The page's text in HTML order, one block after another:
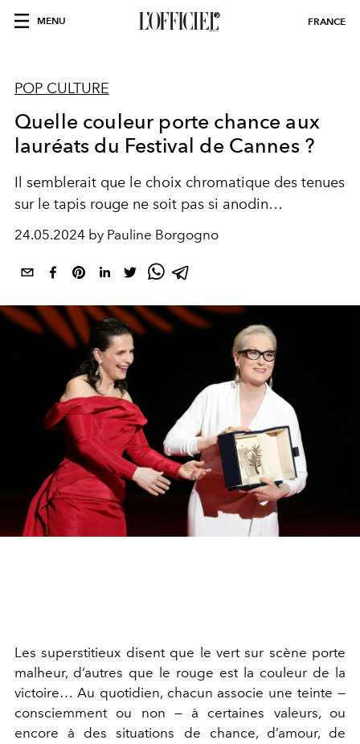
MENU FRANCE
POP CULTURE
Quelle couleur porte chance aux
lauréats du Festival de Cannes ?
Il semblerait que le choix chromatique des tenues
sur le tapis rouge ne soit pas si anodin…
24.05.2024 by Pauline Borgogno
Les superstitieux disent que le vert sur scène porte
malheur, d’autres que le rouge est la couleur de la
victoire… Au quotidien, chacun associe une teinte —
consciemment ou non — à certaines valeurs, ou
encore à des situations de chance, d’amour, de